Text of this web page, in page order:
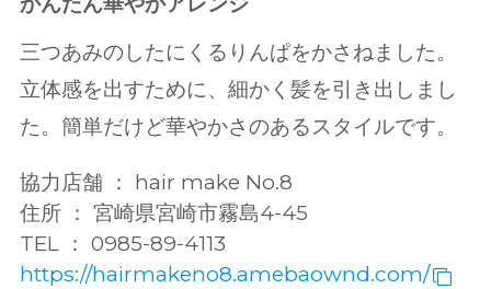
三つあみのしたにくるりんぱをかさねました。
立体感を出すために、細かく髪を引き出しまし
た。簡単だけど華やかさのあるスタイルです。
協力店舗 ： hair make No.8
住所 ： 宮崎県宮崎市霧島4-45
TEL ： 0985-89-4113
https://hairmakeno8.amebaownd.com/